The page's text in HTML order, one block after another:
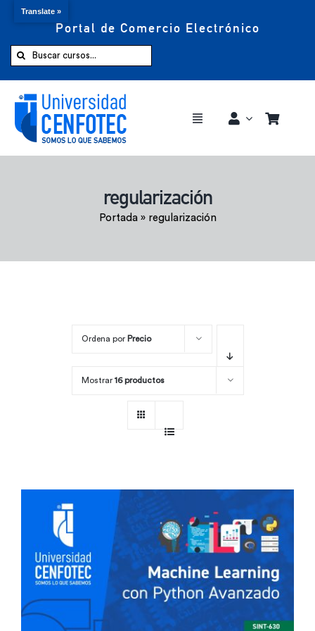
Portal de Comercio Electrónico
Buscar:
Toggle
Comprar ahora
regularización
Portada» regularización
Ordena por Precio
Mostrar 16 productos
Translate »